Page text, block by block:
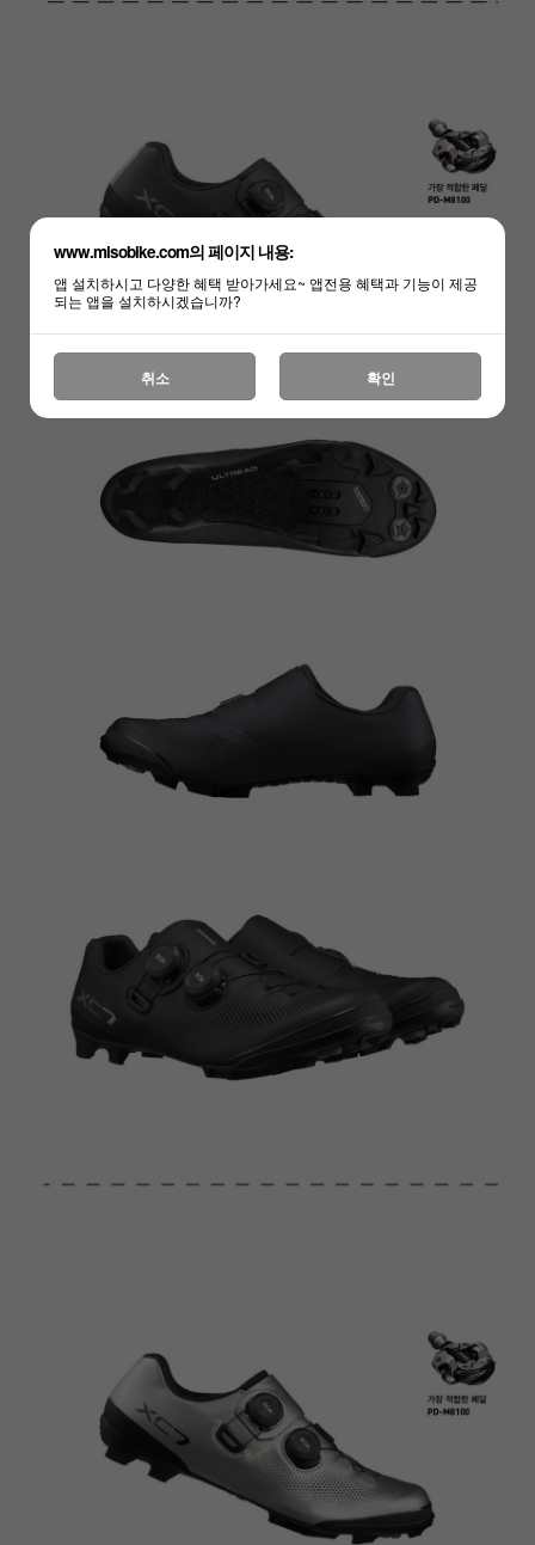
www.misobike.com의 페이지 내용:
앱 설치하시고 다양한 혜택 받아가세요~ 앱전용 혜택과 기능이 제공
되는 앱을 설치하시겠습니까?
취소 확인